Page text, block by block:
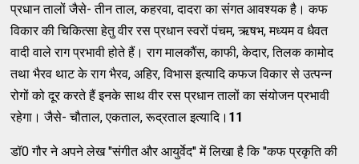
प्रधान तालों जैसे- तीन ताल, कहरवा, दादरा का संगत आवश्यक है। कफ
विकार की चिकित्सा हेतु वीर रस प्रधान स्वरों पंचम, ऋषभ, मध्यम व धैवत
वादी वाले राग प्रभावी होते हैं। राग मालकौंस, काफी, केदार, तिलक कामोद
तथा भैरव थाट के राग भैरव, अहिर, विभास इत्यादि कफज विकार से उत्पन्न
रोगों को दूर करते हैं इनके साथ वीर रस प्रधान तालों का संयोजन प्रभावी
रहेगा। जैसे- चौताल, एकताल, रूद्रताल इत्यादि। 11
डॉ0 गौर ने अपने लेख ''संगीत और आयुर्वेद'' में लिखा है कि ''कफ प्रकृति की